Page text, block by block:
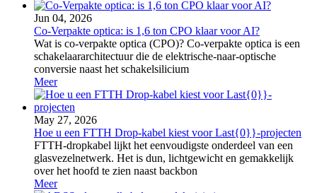
Jun 04, 2026
Co-Verpakte optica: is 1,6 ton CPO klaar voor AI?
Wat is co-verpakte optica (CPO)? Co-verpakte optica is een
schakelaararchitectuur die de elektrische-naar-optische
conversie naast het schakelsilicium
Meer
May 27, 2026
Hoe u een FTTH Drop-kabel kiest voor Last{0}}-projecten
FTTH-dropkabel lijkt het eenvoudigste onderdeel van een
glasvezelnetwerk. Het is dun, lichtgewicht en gemakkelijk
over het hoofd te zien naast backbon
Meer